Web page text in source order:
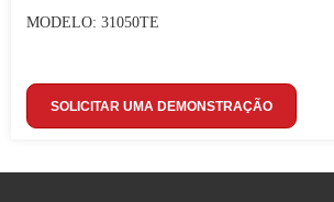
MODELO: 31050TE
SOLICITAR UMA DEMONSTRAÇÃO